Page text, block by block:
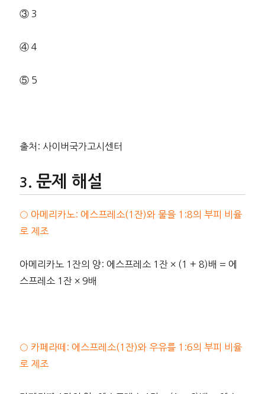
③ 3
④ 4
⑤ 5
출처: 사이버국가고시센터
문제 해설
○ 아메리카노: 에스프레소(1잔)와 물을 1:8의 부피 비율
로 제조
아메리카노 1잔의 양: 에스프레소 1잔 × (1 + 8)배 = 에
스프레소 1잔 × 9배
○ 카페라떼: 에스프레소(1잔)와 우유를 1:6의 부피 비율
로 제조